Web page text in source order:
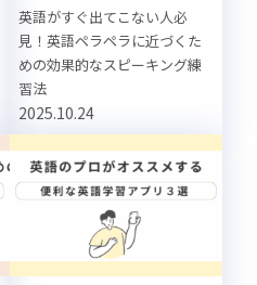
英語がすぐ出てこない人必
見！英語ペラペラに近づくた
めの効果的なスピーキング練
習法
2025.10.24